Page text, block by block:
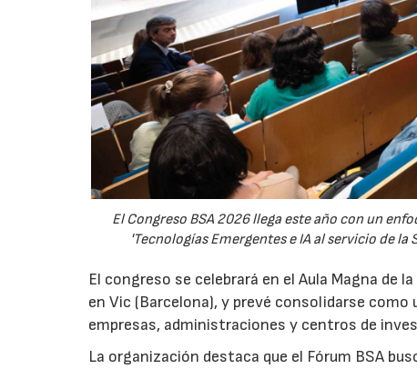
El Congreso BSA 2026 llega este año con un
'Tecnologías Emergentes e IA al servicio de
El congreso se celebrará en el Aula Magna de
en Vic (Barcelona), y prevé consolidarse
empresas, administraciones y centros de
La organización destaca que el Fórum BSA